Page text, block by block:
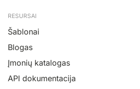
RESURSAI
Šablonai
Blogas
Įmonių katalogas
API dokumentacija